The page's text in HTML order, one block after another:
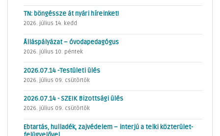
TN: böngéssze át nyári híreinket!
2026. július 14. kedd
Álláspályázat – óvodapedagógus
2026. július 10. péntek
2026.07.14 -Testületi ülés
2026. július 09. csütörtök
2026.07.14 - SZEIK Bizottsági ülés
2026. július 09. csütörtök
Ebtartás, hulladék, zajvédelem – interjú a telki közterület-